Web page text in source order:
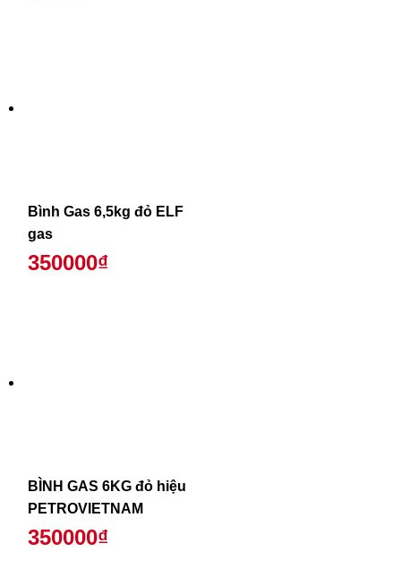
Bình Gas 6,5kg đỏ ELF
gas
350000₫
BÌNH GAS 6KG đỏ hiệu
PETROVIETNAM
350000₫